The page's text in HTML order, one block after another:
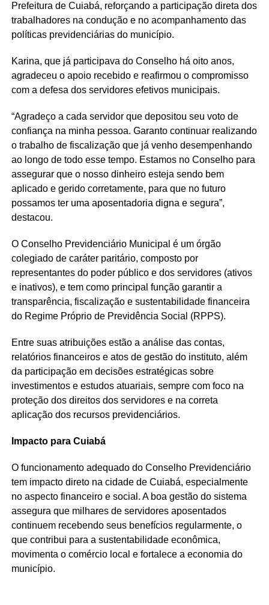
Prefeitura de Cuiabá, reforçando a participação direta dos
trabalhadores na condução e no acompanhamento das
políticas previdenciárias do município.
Karina, que já participava do Conselho há oito anos,
agradeceu o apoio recebido e reafirmou o compromisso
com a defesa dos servidores efetivos municipais.
“Agradeço a cada servidor que depositou seu voto de
confiança na minha pessoa. Garanto continuar realizando
o trabalho de fiscalização que já venho desempenhando
ao longo de todo esse tempo. Estamos no Conselho para
assegurar que o nosso dinheiro esteja sendo bem
aplicado e gerido corretamente, para que no futuro
possamos ter uma aposentadoria digna e segura”,
destacou.
O Conselho Previdenciário Municipal é um órgão
colegiado de caráter paritário, composto por
representantes do poder público e dos servidores (ativos
e inativos), e tem como principal função garantir a
transparência, fiscalização e sustentabilidade financeira
do Regime Próprio de Previdência Social (RPPS).
Entre suas atribuições estão a análise das contas,
relatórios financeiros e atos de gestão do instituto, além
da participação em decisões estratégicas sobre
investimentos e estudos atuariais, sempre com foco na
proteção dos direitos dos servidores e na correta
aplicação dos recursos previdenciários.
Impacto para Cuiabá
O funcionamento adequado do Conselho Previdenciário
tem impacto direto na cidade de Cuiabá, especialmente
no aspecto financeiro e social. A boa gestão do sistema
assegura que milhares de servidores aposentados
continuem recebendo seus benefícios regularmente, o
que contribui para a sustentabilidade econômica,
movimenta o comércio local e fortalece a economia do
município.